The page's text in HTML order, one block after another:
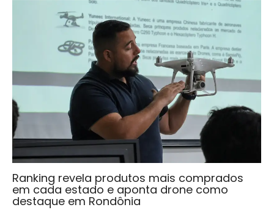
Ranking revela produtos mais comprados
em cada estado e aponta drone como
destaque em Rondônia